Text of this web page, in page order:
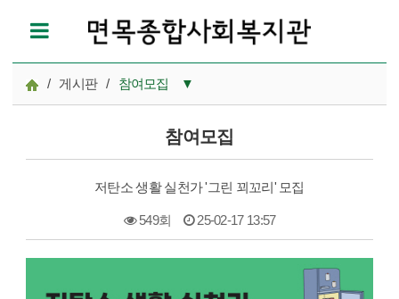
/ 게시판 / 참여모집 ▼
참여모집
복지관이야기
참여모집
저탄소 생활 실천가 '그린 꾀꼬리' 모집
549회 25-02-17 13:57
본문